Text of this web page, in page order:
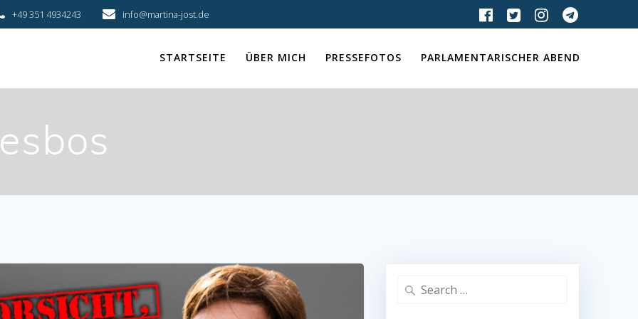
+49 351 4934243 info@martina-jost.de
STARTSEITE ÜBER MICH PRESSEFOTOS PARLAMENTARISCHER ABEND
Search